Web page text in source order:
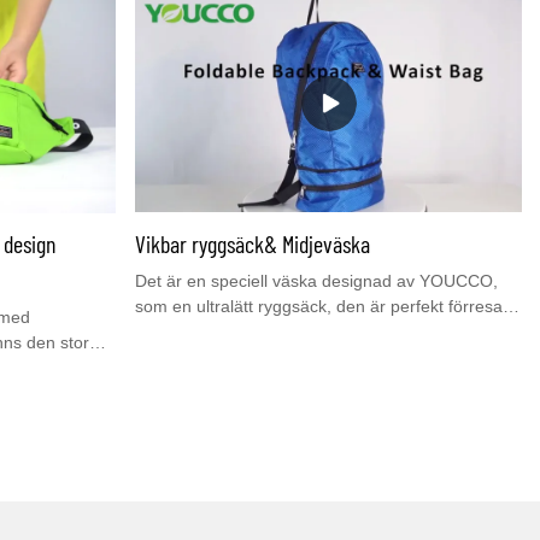
en mängd
inbyggd
har
Du är
personer. Du kan använda den som en
sportgymnastikväska, en handbagage, en åkpåse
eller en daglig väska, vilket gör den perfekt för
träning, åkturer, gym, yoga, strand- och poolresor,
camping, träningsdagar eller weekendresor.
Youcco har fortfarande andra barnväskor&
ryggsäckar. Du är välkommen att besöka vår
webbplats www.youcco.com för mer information.
den stor
Vikbar ryggsäck& Midjeväska
Det är en speciell väska designad av YOUCCO,
som en ultralätt ryggsäck, den är perfekt förresa,